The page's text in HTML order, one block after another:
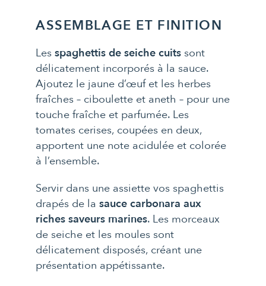
ASSEMBLAGE ET FINITION
Les spaghettis de seiche cuits sont
délicatement incorporés à la sauce.
Ajoutez le jaune d’œuf et les herbes
fraîches – ciboulette et aneth – pour une
touche fraîche et parfumée. Les
tomates cerises, coupées en deux,
apportent une note acidulée et colorée
à l’ensemble.
Servir dans une assiette vos spaghettis
drapés de la sauce carbonara aux
riches saveurs marines. Les morceaux
de seiche et les moules sont
délicatement disposés, créant une
présentation appétissante.